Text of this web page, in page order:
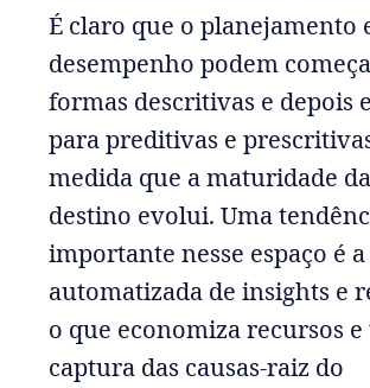
É claro que o planejamento
desempenho podem
formas descritivas e depois
para preditivas e
medida que a maturidade
destino evolui. Uma
importante nesse espaço é
automatizada de insights e
o que economiza recursos
captura das causas-raiz do